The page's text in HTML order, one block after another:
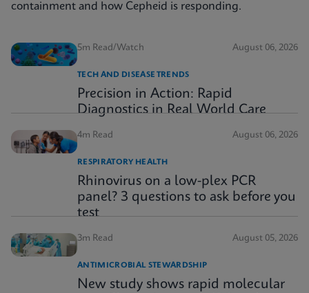
containment and how Cepheid is responding.
5m Read/Watch August 06, 2026
TECH AND DISEASE TRENDS
Precision in Action: Rapid
Diagnostics in Real World Care
4m Read August 06, 2026
RESPIRATORY HEALTH
Rhinovirus on a low-plex PCR
panel? 3 questions to ask before you
test
3m Read August 05, 2026
ANTIMICROBIAL STEWARDSHIP
New study shows rapid molecular